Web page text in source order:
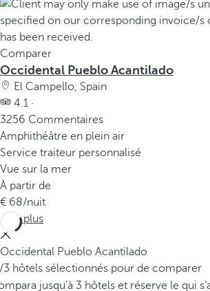
Comparer
Occidental Pueblo Acantilado
El Campello, Spain
4.1 ·
3256 Commentaires
Amphithéâtre en plein air
Service traiteur personnalisé
Vue sur la mer
À partir de
68/nuit
Voir plus
Occidental Pueblo Acantilado
/3 hôtels sélectionnés pour de comparer
jusqu’à 3 hôtels et réserve le qui